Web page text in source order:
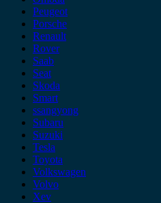
Peugeot
Porsche
Renault
Rover
Saab
Seat
Skoda
Smart
ssangyong
Subaru
Suzuki
Tesla
Toyota
Volkswagen
Volvo
Xev